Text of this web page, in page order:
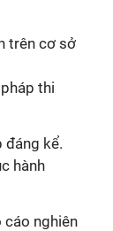
trên cơ sở
thi
đáng kể.
hành
nghiên